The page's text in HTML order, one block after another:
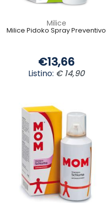
Milice
Milice Pidoko Spray Preventivo
€13,66
Listino: € 14,90